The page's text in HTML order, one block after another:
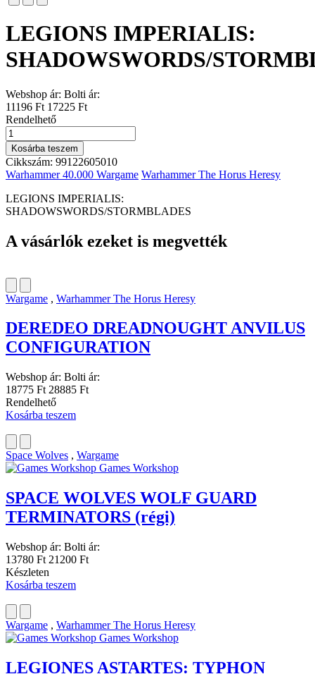
LEGIONS IMPERIALIS:
SHADOWSWORDS/
Webshop ár: Bolti ár:
11196 Ft 17225 Ft
Rendelhető
LEGIONS
IMPERIALIS:
SHADOWSWORDS/STORMBLADES
mennyiség
Kosárba teszem
Cikkszám: 99122605010
Warhammer 40.000 Wargame Warhammer The Horus Heresy
LEGIONS IMPERIALIS:
SHADOWSWORDS/STORMBLADES
A vásárlók ezeket is megvették
Wargame , Warhammer The Horus Heresy
DEREDEO DREADNOUGHT ANVILUS
CONFIGURATION
Webshop ár: Bolti ár:
18775 Ft 28885 Ft
Rendelhető
Kosárba teszem
Space Wolves , Wargame
Games Workshop
SPACE WOLVES WOLF GUARD
TERMINATORS (régi)
Webshop ár: Bolti ár:
13780 Ft 21200 Ft
Készleten
Kosárba teszem
Wargame , Warhammer The Horus Heresy
Games Workshop
LEGIONES ASTARTES: TYPHON